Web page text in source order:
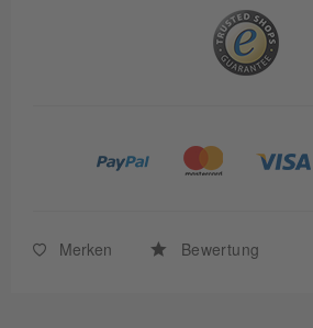
Merken Bewertung